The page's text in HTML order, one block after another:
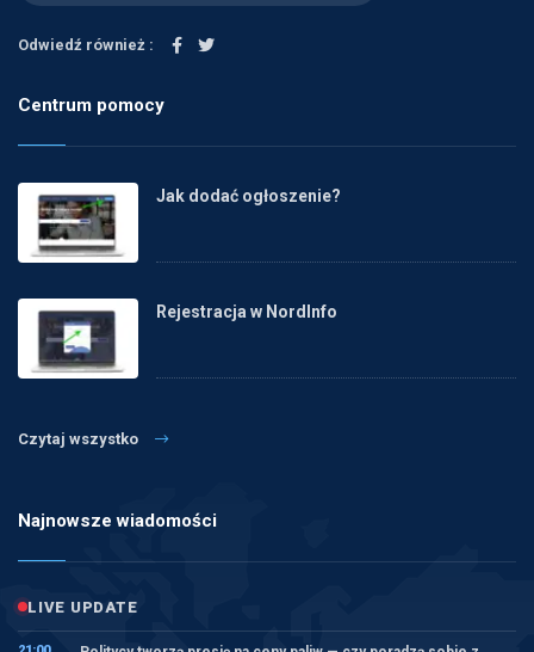
Odwiedź również :
Centrum pomocy
Jak dodać ogłoszenie?
Rejestracja w NordInfo
Czytaj wszystko
Najnowsze wiadomości
LIVE UPDATE